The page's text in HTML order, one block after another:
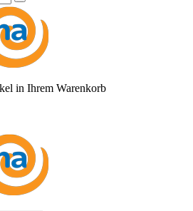
in Ihrem Warenkorb